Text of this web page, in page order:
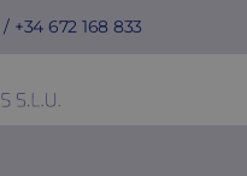
/ +34 672 168 833